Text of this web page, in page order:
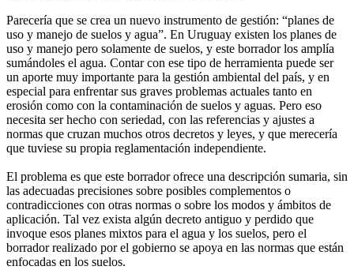
Parecería que se crea un nuevo instrumento de gestión: “planes de
uso y manejo de suelos y agua”. En Uruguay existen los planes de
uso y manejo pero solamente de suelos, y este borrador los amplía
sumándoles el agua. Contar con ese tipo de herramienta puede ser
un aporte muy importante para la gestión ambiental del país, y en
especial para enfrentar sus graves problemas actuales tanto en
erosión como con la contaminación de suelos y aguas. Pero eso
necesita ser hecho con seriedad, con las referencias y ajustes a
normas que cruzan muchos otros decretos y leyes, y que merecería
que tuviese su propia reglamentación independiente.
El problema es que este borrador ofrece una descripción sumaria, sin
las adecuadas precisiones sobre posibles complementos o
contradicciones con otras normas o sobre los modos y ámbitos de
aplicación. Tal vez exista algún decreto antiguo y perdido que
invoque esos planes mixtos para el agua y los suelos, pero el
borrador realizado por el gobierno se apoya en las normas que están
enfocadas en los suelos.